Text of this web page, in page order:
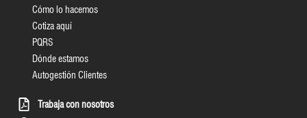
Cómo lo hacemos
Cotiza aquí
PQRS
Dónde estamos
Autogestión Clientes
Trabaja con nosotros